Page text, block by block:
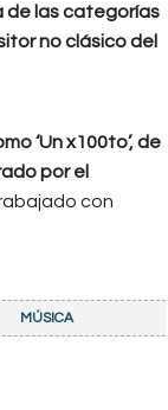
de las categorías
no clásico del
‘Un x100to’, de
por el
con
MÚSICA